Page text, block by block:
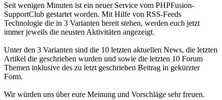
Seit wenigen Minuten ist ein neuer Service vom PHPFusion-
SupportClub gestartet worden. Mit Hilfe von RSS-Feeds
Technologie die in 3 Varianten bereit stehen, werden euch jetzt
immer jeweils die neusten Aktivitäten angezeigt.
Unter den 3 Varianten sind die 10 letzten aktuellen News, die letzten
Artikel die geschrieben wurden und sowie die letzten 10 Forum
Themen inklusive des zu letzt geschrieben Beitrag in gekürzter
Form.
Wir würden uns über eure Meinung und Vorschläge sehr freuen.